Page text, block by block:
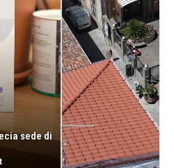
sede di